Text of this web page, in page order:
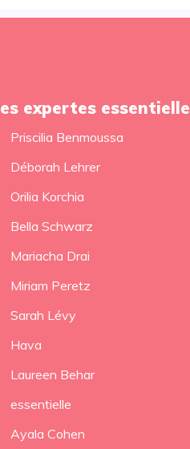
Les expertes essentielle
Priscilia Benmoussa
Déborah Lehrer
Orilia Korchia
Bella Schwarz
Mariacha Drai
Miriam Peretz
Sarah Lévy
Hava
Laureen Behar
essentielle
Ayala Cohen